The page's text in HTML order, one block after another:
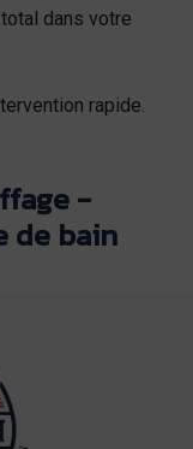
dans votre
rapide.
-
de bain